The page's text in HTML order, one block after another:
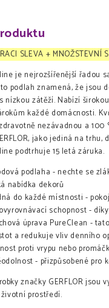
SLEVA + MNOŽSTEVNÍ
je nejrozšířenější řadou
podlah znamená, že
nízkou zátěží. Nabízí
každé domácnosti.
nezávadnou a
jako jediná na
podtrhuje 15 letá záruka.
podlaha - nechte se
nabídka dekorů
do každé místnosti -
schopnost -
úprava PureClean -
a redukuje vliv denního
proti vrypu nebo
- přizpůsobené pro
značky GERFLOR
prostředí.